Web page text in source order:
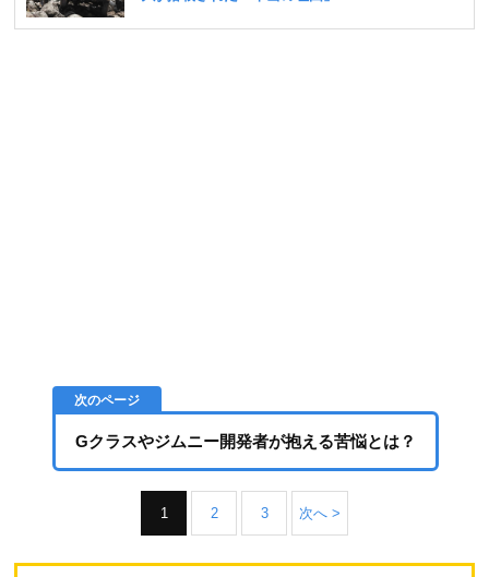
Gクラスやジムニー開発者が抱える苦悩とは？
1 2 3 次へ >